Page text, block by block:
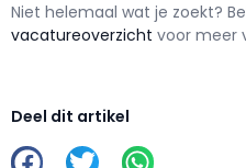
Niet helemaal wat je zoekt?
vacatureoverzicht voor meer
Deel dit artikel